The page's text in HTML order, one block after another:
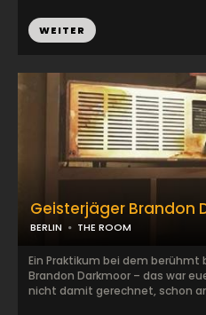
WEITER
Geisterjäger Brandon
BERLIN THE ROOM
Ein Praktikum bei dem
Brandon Darkmoor – das war
nicht damit gerechnet, schon